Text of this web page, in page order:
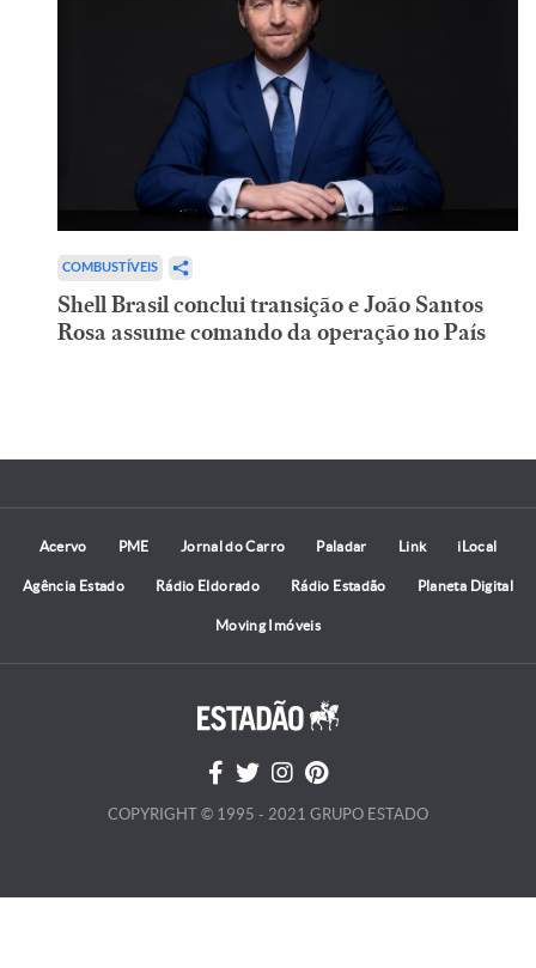
COMBUSTÍVEIS
Shell Brasil conclui transição e João Santos
Rosa assume comando da operação no País
Acervo PME Jornal do Carro Paladar Link iLocal
Agência Estado Rádio Eldorado Rádio Estadão Planeta Digital
Moving Imóveis
COPYRIGHT © 1995 - 2021 GRUPO ESTADO